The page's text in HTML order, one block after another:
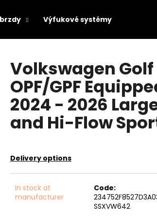
Výfukové systémy
Volkswagen
OPF/GPF
2024 - 2026
and Hi-Flow
Delivery options
In stock at
manufacturer
Code:
SSXVW642
SEARCH